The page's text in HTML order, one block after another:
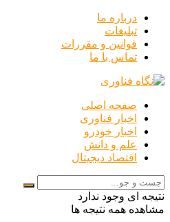
درباره ما
تبلیغات
قوانین و مقررات
تماس با ما
صفحه اصلی
اخبار فناوری
اخبار خودرو
علم و دانش
اقتصاد دیجیتال
نتیجه ای وجود ندارد
مشاهده همه نتیجه ها